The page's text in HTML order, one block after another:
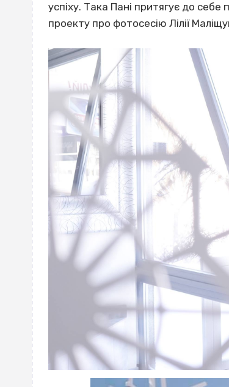
успіху. Така Пані притягує до
проекту про фотосесію Лілії